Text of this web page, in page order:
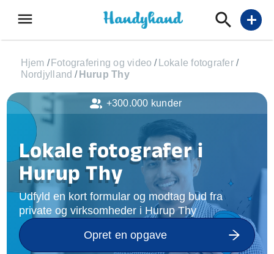
menu add
Hjem / Fotografering og video / Lokale fotografer /
Nordjylland / Hurup Thy
Lokale fotografer i
Hurup Thy
Udfyld en kort formular og modtag bud fra
private og virksomheder i Hurup Thy
Opret en opgave
+300.000 kunder